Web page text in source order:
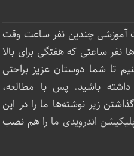
آموزشی چندین نفر ساعت‌ وقت
نفر ساعتی که هفتگی برای بالا
تا شما دوستان عزیز براحتی
باشید. پس با مطالعه،
زیر نوشته‌‌ها ما را در این
اندرویدی ما را هم نصب